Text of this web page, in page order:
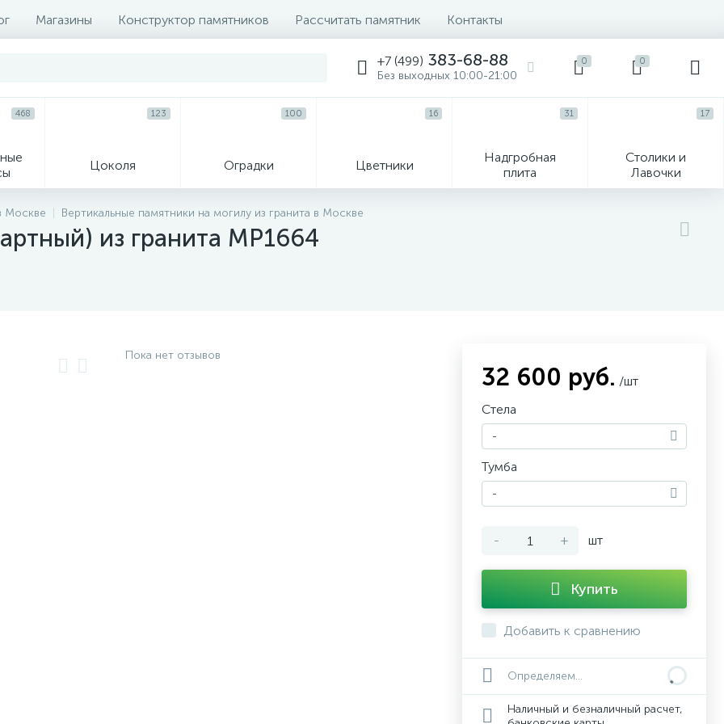
Магазины Конструктор памятников Рассчитать памятник Контакты
+7 (499) 383-68-88
Без выходных 10:00-21:00
0 0
468
Цоколя
123
Оградки
100
Цветники
16
Надгробная
плита
31
Столики и
Лавочки
17
кресты
Москве Вертикальные памятники на могилу из гранита в Москве
из гранита MP1664
Пока нет отзывов
32 600 руб. /шт
Стела
-
Тумба
-
- + шт
Купить
Добавить к сравнению
Определяем...
Наличный и безналичный расчет,